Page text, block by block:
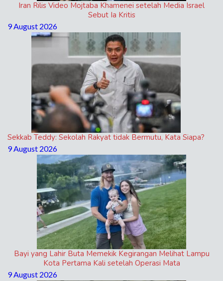
Iran Rilis Video Mojtaba Khamenei setelah Media Israel
Sebut Ia Kritis
9 August 2026
Sekkab Teddy: Sekolah Rakyat tidak Bermutu, Kata Siapa?
9 August 2026
Bayi yang Lahir Buta Memekik Kegirangan Melihat Lampu
Kota Pertama Kali setelah Operasi Mata
9 August 2026